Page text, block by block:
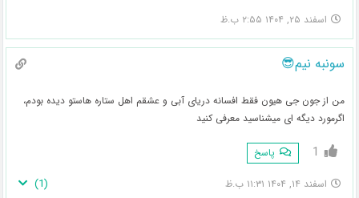
اسفند ۲۵, ۱۴۰۴ ۲:۵۵ ب.ظ
سونبه نیم😎
من از جون جی هیون فقط افسانه دریای آبی و عشقم اهل ستاره هاستو دیده بودم،
اگرمورد دیگه ای میشناسید معرفی کنید
1 پاسخ
اسفند ۱۴, ۱۴۰۴ ۱۱:۳۱ ب.ظ (
1
)